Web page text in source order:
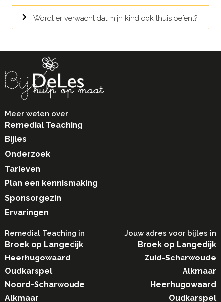
Wordt er verwacht dat mijn kind ook thuis oefent?
Meer weten over
Remedial Teaching
Bijles
Onderzoek
Tarieven
Plan een kennismaking
Sponsorgezin
Ervaringen
Remedial Teaching in​
Broek op Langedijk
Heerhugowaard
Oudkarspel
Noord-Scharwoude
Alkmaar
Jouw adres voor bijles in
Broek op Langedijk
Zuid-Scharwoude
Alkmaar
Heerhugowaard
Oudkarspel